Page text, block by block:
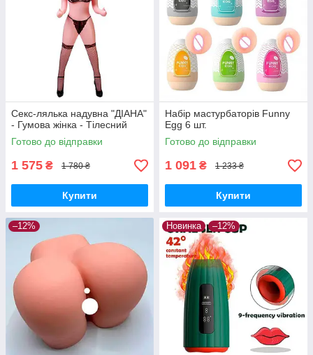
Секс-лялька надувна "ДІАНА"
- Гумова жінка - Тілесний
Готово до відправки
1 575 ₴ 1 780 ₴
Купити
Набір мастурбаторів Funny
Egg 6 шт.
Готово до відправки
1 091 ₴ 1 233 ₴
Купити
–12% Новинка –12%